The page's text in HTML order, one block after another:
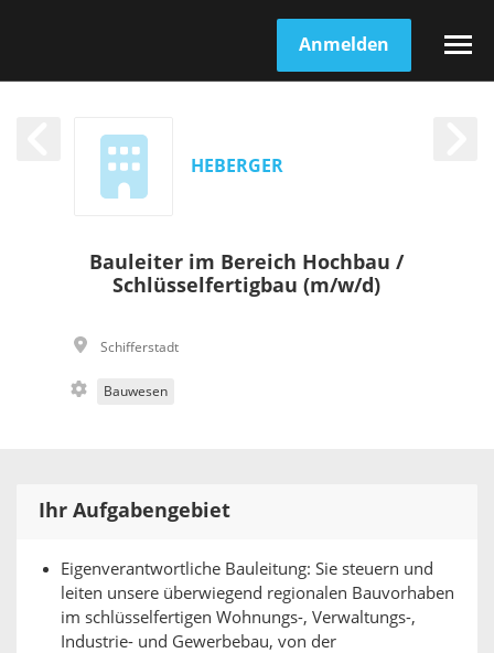
Anmelden
HEBERGER
Bauleiter im Bereich Hochbau /
Schlüsselfertigbau (m/w/d)
Schifferstadt
Bauwesen
Ihr Aufgabengebiet
Eigenverantwortliche Bauleitung: Sie steuern und
leiten unsere überwiegend regionalen Bauvorhaben
im schlüsselfertigen Wohnungs-, Verwaltungs-,
Industrie- und Gewerbebau, von der